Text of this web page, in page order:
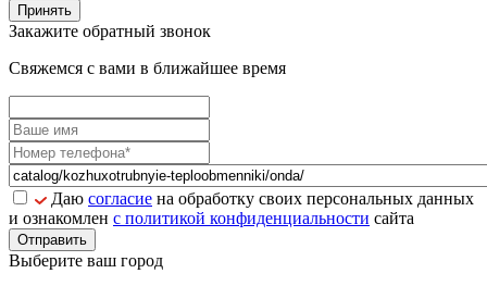
Принять
Закажите обратный звонок
Свяжемся с вами в ближайшее время
Даю согласие на обработку своих персональных данных
и ознакомлен с политикой конфиденциальности сайта
Отправить
Выберите ваш город